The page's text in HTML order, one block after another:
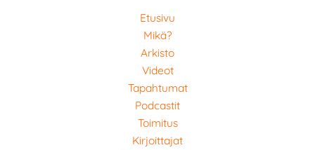
Etusivu
Mikä?
Arkisto
Videot
Tapahtumat
Podcastit
Toimitus
Kirjoittajat